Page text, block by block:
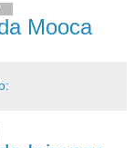
Mooca